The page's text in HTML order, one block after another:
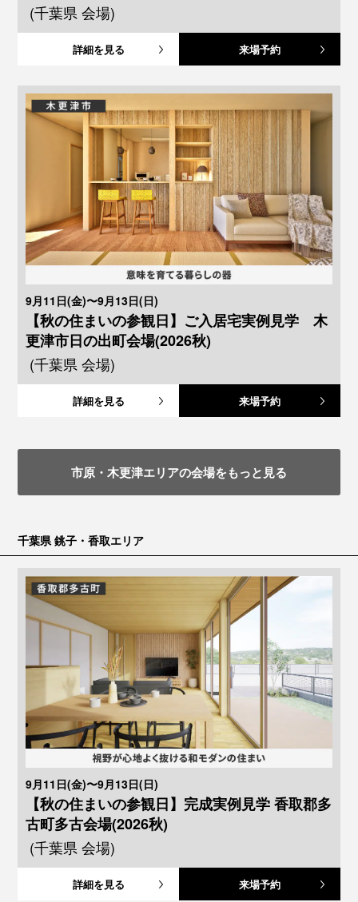
(千葉県 会場)
詳細を見る 来場予約
9月11日(金)〜9月13日(日)
【秋の住まいの参観日】ご入居宅実例見学 木
更津市日の出町会場(2026秋)
(千葉県 会場)
詳細を見る 来場予約
市原・木更津エリアの会場をもっと見る
千葉県 銚子・香取エリア
9月11日(金)〜9月13日(日)
【秋の住まいの参観日】完成実例見学 香取郡多
古町多古会場(2026秋)
(千葉県 会場)
詳細を見る 来場予約